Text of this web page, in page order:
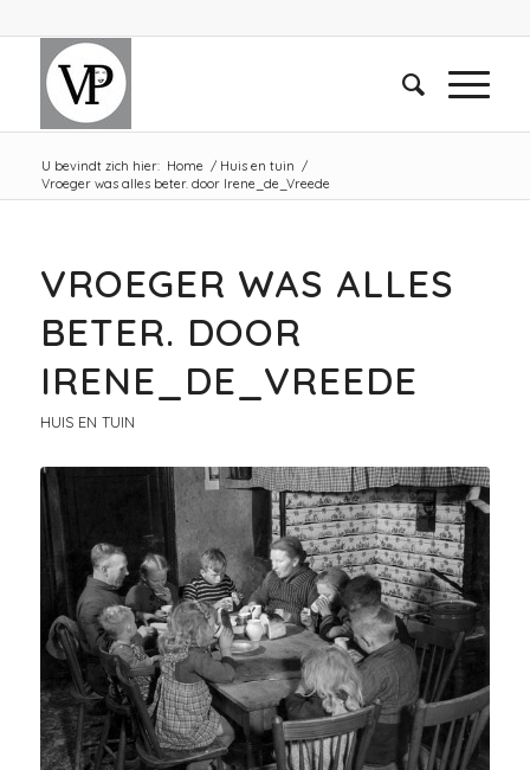
U bevindt zich hier: Home / Huis en tuin /
Vroeger was alles beter. door Irene_de_Vreede
VROEGER WAS ALLES
BETER. DOOR
IRENE_DE_VREEDE
HUIS EN TUIN